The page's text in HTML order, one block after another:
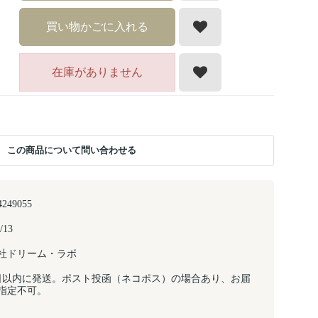
13
ドリーム・ラボ
以内に発送。ポスト投函（ネコポス）の場合あり、お届
定不可。
買い物かごに入れる
在庫がありません
この商品について問い合わせる